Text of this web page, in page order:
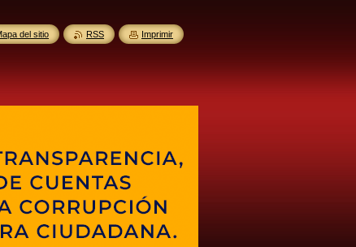
del sitio RSS Imprimir